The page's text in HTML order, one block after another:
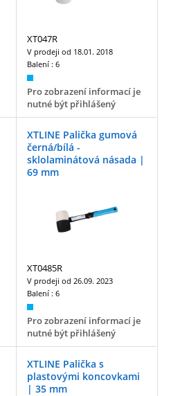
XT047R
V prodeji od 18.01. 2018
Balení : 6
Pro zobrazení informací je
nutné být přihlášený
XTLINE Palička gumová
černá/bílá -
sklolaminátová násada |
69 mm
XT0485R
V prodeji od 26.09. 2023
Balení : 6
Pro zobrazení informací je
nutné být přihlášený
XTLINE Palička s
plastovými koncovkami
| 35 mm